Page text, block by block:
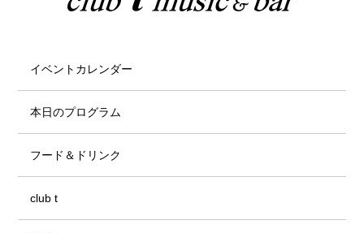
イベントカレンダー
本日のプログラム
フード＆ドリンク
club t